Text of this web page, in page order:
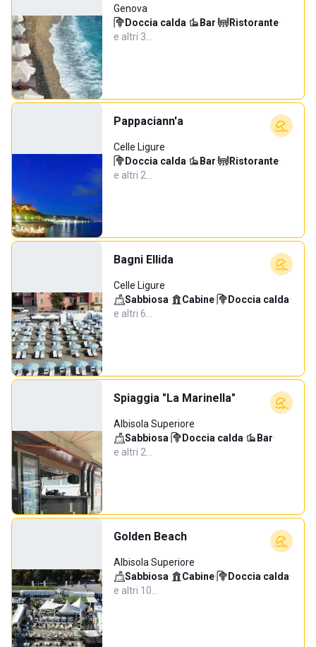
Genova
Doccia calda· Bar· Ristorante·
e altri 3…
Pappaciann'a
Celle Ligure
Doccia calda· Bar· Ristorante·
e altri 2…
Bagni Ellida
Celle Ligure
Sabbiosa· Cabine· Doccia calda·
e altri 6…
Spiaggia "La Marinella"
Albisola Superiore
Sabbiosa· Doccia calda· Bar·
e altri 2…
Golden Beach
Albisola Superiore
Sabbiosa· Cabine· Doccia calda·
e altri 10…